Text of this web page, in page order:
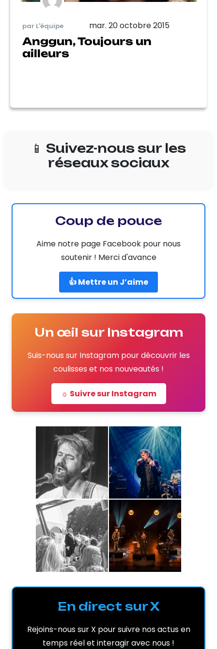
par L'équipe mar. 20 octobre 2015
Anggun, Toujours un
ailleurs
📱 Suivez-nous sur les
réseaux sociaux
Coup de pouce
Aime notre page Facebook pour nous
soutenir ! Merci d'avance
👍 Mettre un J’aime
Un œil sur Instagram
Suis-nous sur Instagram pour découvrir les
coulisses et nos nouveautés !
☼ Suivre sur Instagram
En direct sur X
Rejoins-nous sur X pour suivre nos actus en
temps réel et interagir avec nous !